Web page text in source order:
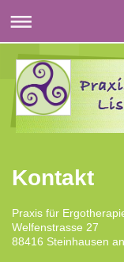
Kontakt
Praxis für
Welfenstrasse 27
88416 Steinhausen